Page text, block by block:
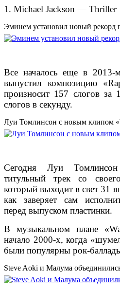
1. Michael Jackson — Thriller
Эминем установил новый рекорд
Все началось еще в 2013-
выпустил композицию
произносит 157 слогов
слогов в секунду.
Луи Томлинсон с новым клипом
Сегодня Луи
титульный трек со
который выходит в свет 31
как заверяет сам
перед выпуском пластинки.
В музыкальном плане
начало 2000-х, когда
были популярны рок-
Steve Aoki и Малума